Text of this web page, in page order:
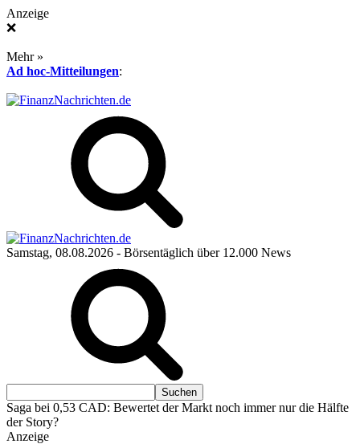
Anzeige
❌
Mehr »
Ad hoc-Mitteilungen:
Samstag, 08.08.2026 - Börsentäglich über 12.000 News
Saga bei 0,53 CAD: Bewertet der Markt noch immer nur die Hälfte
der Story?
Anzeige